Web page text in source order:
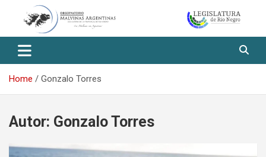
Observatorio Malvinas – Río
Negro
Home Gonzalo Torres
Autor: Gonzalo Torres